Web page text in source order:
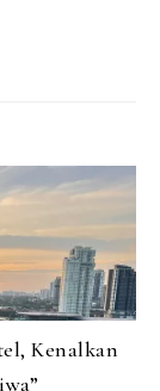
Kenalkan